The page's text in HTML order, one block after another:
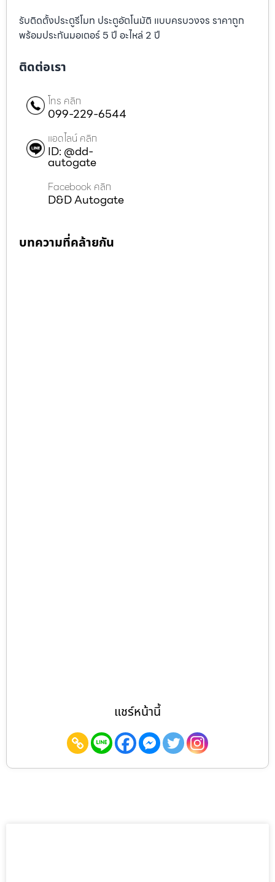
รับติดตั้งประตูรีโมท ประตูอัตโนมัติ แบบครบวงจร ราคาถูก
พร้อมประกันมอเตอร์ 5 ปี อะไหล่ 2 ปี
ติดต่อเรา
โทร คลิก
099-229-6544
แอดไลน์ คลิก
ID: @dd-
autogate
Facebook คลิก
D&D Autogate
บทความที่คล้ายกัน
แชร์หน้านี้